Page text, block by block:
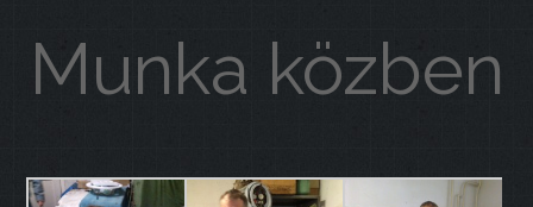
Munka közben